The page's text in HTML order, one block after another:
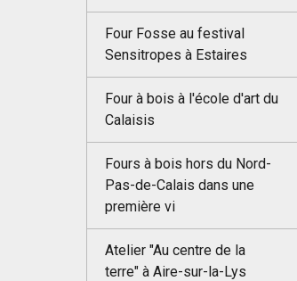
Four Fosse au festival
Sensitropes à Estaires
Four à bois à l'école d'art du
Calaisis
Fours à bois hors du Nord-
Pas-de-Calais dans une
première vi
Atelier "Au centre de la
terre" à Aire-sur-la-Lys